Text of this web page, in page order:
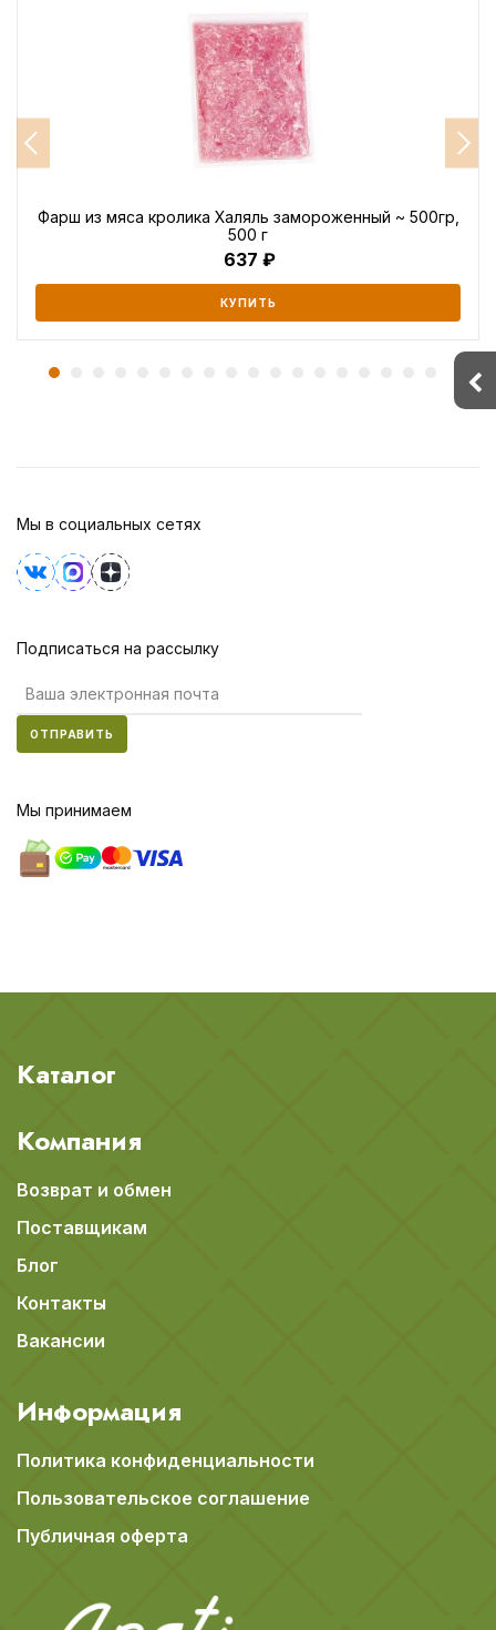
Фарш из мяса кролика Халяль замороженный ~ 500гр,
500 г
637
КУПИТЬ
Мы в социальных сетях
Подписаться на рассылку
ОТПРАВИТЬ
Мы принимаем
Каталог
Компания
Возврат и обмен
Поставщикам
Блог
Контакты
Вакансии
Информация
Политика конфиденциальности
Пользовательское соглашение
Публичная оферта